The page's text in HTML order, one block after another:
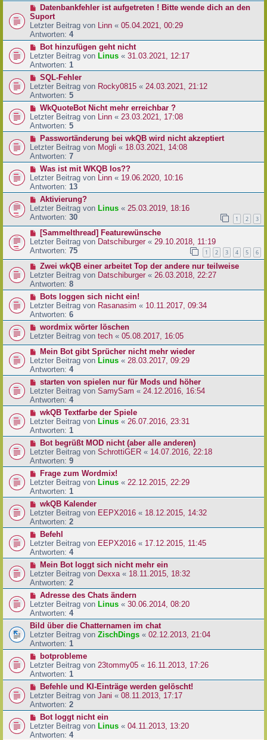
Datenbankfehler ist aufgetreten ! Bitte wende dich an den
Suport
Letzter Beitrag von
Linn « 05.04.2021, 00:29
Antworten: 4
Bot hinzufügen geht nicht
Letzter Beitrag von Linus « 31.03.2021, 12:17
Antworten: 1
SQL-Fehler
Letzter Beitrag von Rocky0815 « 24.03.2021, 21:12
Antworten: 5
WkQuoteBot Nicht mehr erreichbar ?
Letzter Beitrag von
Linn « 23.03.2021, 17:08
Antworten: 5
Passwortänderung bei wkQB wird nicht akzeptiert
Letzter Beitrag von Mogli « 18.03.2021, 14:08
Antworten: 7
Was ist mit WKQB los??
Letzter Beitrag von
Linn « 19.06.2020, 10:16
Antworten: 13
Aktivierung?
Letzter Beitrag von Linus « 25.03.2019, 18:16
Antworten: 30 1 2 3
[Sammelthread] Featurewünsche
Letzter Beitrag von Datschiburger« 29.10.2018, 11:19
Antworten: 75 1 2 3 4 5 6
Zwei wkQB einer arbeitet Top der andere nur teilweise
Letzter Beitrag von Datschiburger « 26.03.2018, 22:27
Antworten: 8
Bots loggen sich nicht ein!
Letzter Beitrag von Rasanasim « 10.11.2017, 09:34
Antworten: 6
wordmix wörter löschen
Letzter Beitrag von tech « 05.08.2017, 16:05
Mein Bot gibt Sprücher nicht mehr wieder
Letzter Beitrag von Linus « 28.03.2017, 09:29
Antworten: 4
starten von spielen nur für Mods und höher
Letzter Beitrag von SamySam « 24.12.2016, 16:54
Antworten: 4
wkQB Textfarbe der Spiele
Letzter Beitrag von Linus « 26.07.2016, 23:31
Antworten: 1
Bot begrüßt MOD nicht (aber alle anderen)
Letzter Beitrag von SchrottiGER « 14.07.2016, 22:18
Antworten: 9
Frage zum Wordmix!
Letzter Beitrag von Linus « 22.12.2015, 22:29
Antworten: 1
wkQB Kalender
Letzter Beitrag von EEPX2016 « 18.12.2015, 14:32
Antworten: 2
Befehl
Letzter Beitrag von EEPX2016 « 17.12.2015, 11:45
Antworten: 4
Mein Bot loggt sich nicht mehr ein
Letzter Beitrag von Dexxa « 18.11.2015, 18:32
Antworten: 2
Adresse des Chats ändern
Letzter Beitrag von Linus « 30.06.2014, 08:20
Antworten: 4
Bild über die Chatternamen im chat
Letzter Beitrag von ZischDings « 02.12.2013, 21:04
Antworten: 1
botprobleme
Letzter Beitrag von 23tommy05 « 16.11.2013, 17:26
Antworten: 1
Befehle und KI-Einträge werden gelöscht!
Letzter Beitrag von Jani « 08.11.2013, 17:17
Antworten: 2
Bot loggt nicht ein
Letzter Beitrag von Linus « 04.11.2013, 13:20
Antworten: 4